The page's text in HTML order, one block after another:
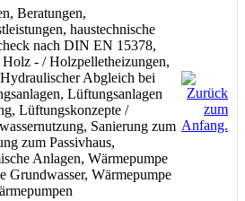
, Beratungen,
, haustechnische
nach DIN EN 15378,
Holz - / Holzpelletheizungen,
Hydraulischer Abgleich bei
, Lüftungsanlagen
, Lüftungskonzepte /
, Sanierung zum
zum Passivhaus,
Anlagen, Wärmepumpe
Grundwasser, Wärmepumpe